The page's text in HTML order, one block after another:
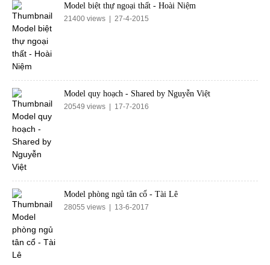
Model biệt thự ngoại thất - Hoài Niệm
21400 views | 27-4-2015
Model quy hoạch - Shared by Nguyễn Việt
20549 views | 17-7-2016
Model phòng ngủ tân cổ - Tài Lê
28055 views | 13-6-2017